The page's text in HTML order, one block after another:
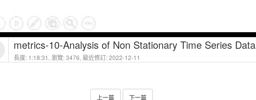
1 68
metrics-10-Analysis of Non Stationary Time Series Data
長度: 1:18:31, 瀏覽: 3476, 最近修訂: 2022-12-11
上一篇 下一篇